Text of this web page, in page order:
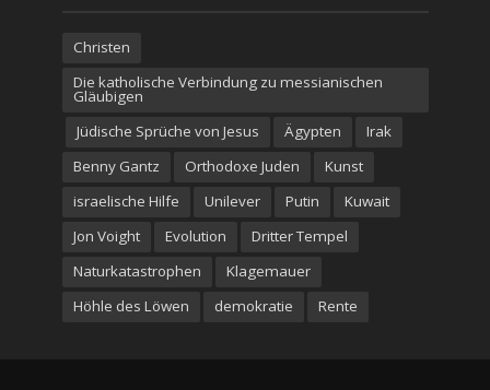
Christen
Die katholische Verbindung zu messianischen
Gläubigen
Jüdische Sprüche von Jesus
Ägypten
Irak
Benny Gantz
Orthodoxe Juden
Kunst
israelische Hilfe
Unilever Putin
Kuwait
Jon Voight
Evolution
Dritter Tempel
Naturkatastrophen
Klagemauer
Höhle des Löwen
demokratie Rente